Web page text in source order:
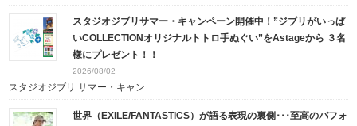
スタジオジブリサマー・キャンペーン開催中！”ジブリがいっぱ
いCOLLECTIONオリジナルトトロ手ぬぐい”をAstageから ３名
様にプレゼント！！
2026/08/02
スタジオジブリ サマー・キャン...
世界（EXILE/FANTASTICS）が語る表現の裏側･･･至高のパフォ